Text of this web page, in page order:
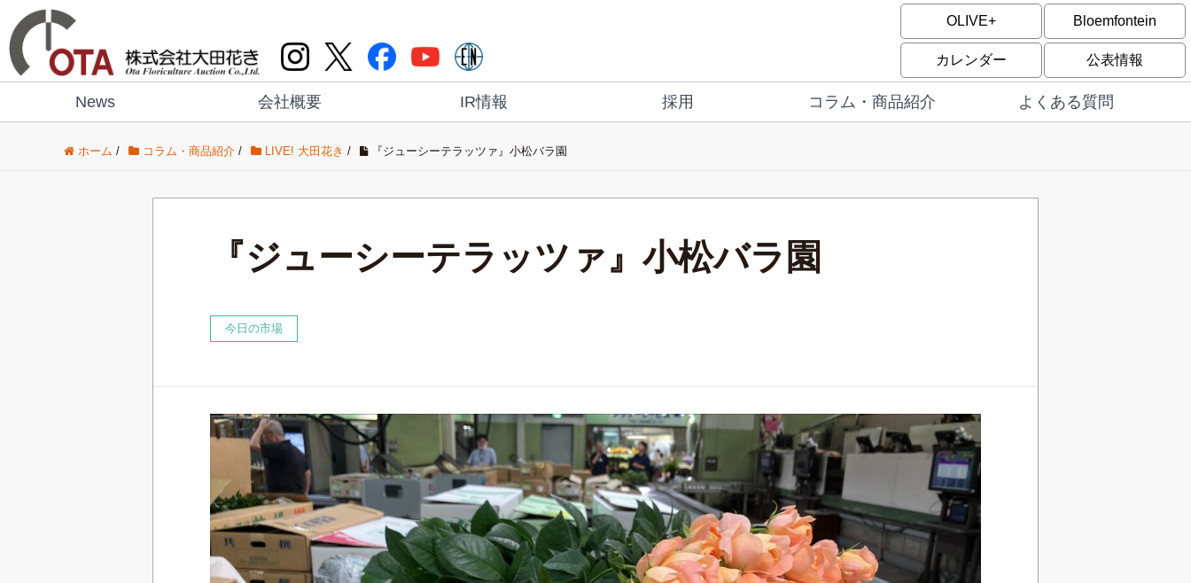
OLIVE+ Bloemfontein
カレンダー 公表情報
News 会社概要 IR情報 採用 コラム・商品紹介 よくある質問
ホーム / コラム・商品紹介 / LIVE! 大田花き / 『ジューシーテラッツァ』小松バラ園
『ジューシーテラッツァ』小松バラ園
今日の市場